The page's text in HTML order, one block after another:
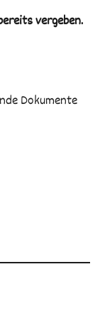
vergeben.
Dokumente